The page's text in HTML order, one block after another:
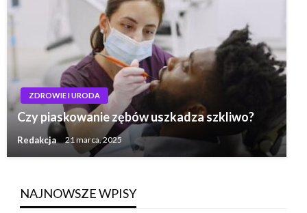
ZDROWIE I URODA
Czy piaskowanie zębów uszkadza szkliwo?
Redakcja 21 marca, 2025
NAJNOWSZE WPISY